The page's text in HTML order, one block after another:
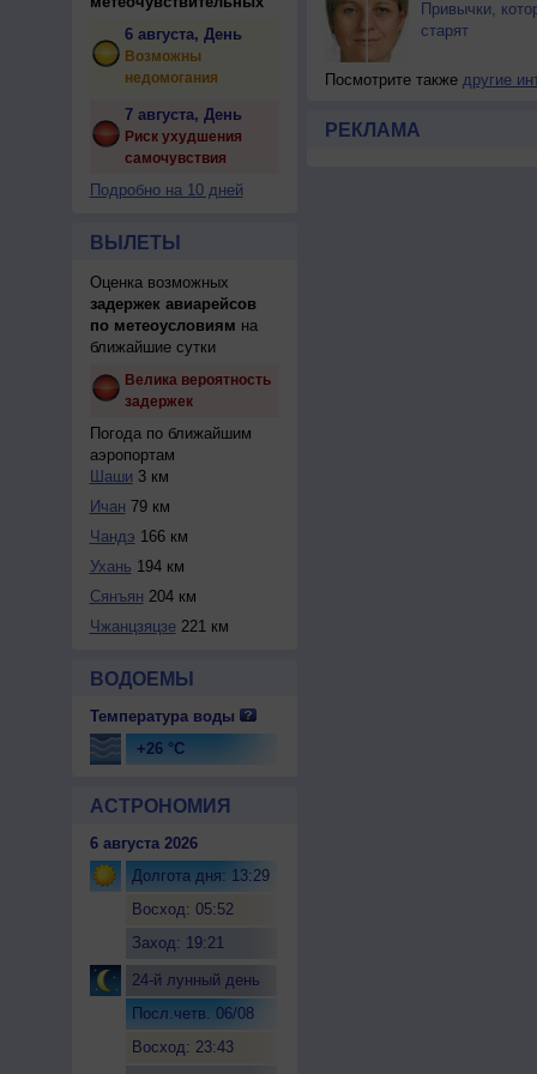
6 августа, День
Возможны
недомогания
7 августа, День
Риск ухудшения
самочувствия
Подробно на 10 дней
ВЫЛЕТЫ
Оценка возможных
задержек авиарейсов
по метеоусловиям на
ближайшие сутки
Велика вероятность
задержек
Погода по ближайшим
аэропортам
Шаши 3 км
Ичан 79 км
Чандэ 166 км
Ухань 194 км
Сянъян 204 км
Чжанцзяцзе221 км
ВОДОЕМЫ
Температура воды
+26 °C
АСТРОНОМИЯ
6 августа 2026
Долгота дня: 13:29
Восход: 05:52
Заход: 19:21
24-й лунный день
Посл.четв. 06/08
Восход: 23:43
Привычки,
старят
Посмотрите также другие
РЕКЛАМА